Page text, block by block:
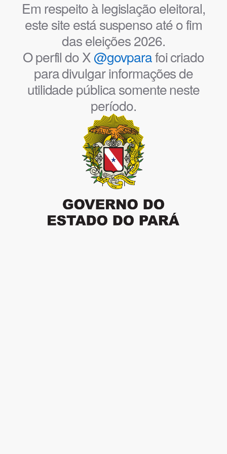
Em respeito à legislação eleitoral,
este site está suspenso até o fim
das eleições 2026.
O perfil do X@govparafoi criado
para divulgar informações de
utilidade pública somente neste
período.